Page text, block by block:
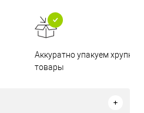
Аккуратно упакуем хрупкие
товары